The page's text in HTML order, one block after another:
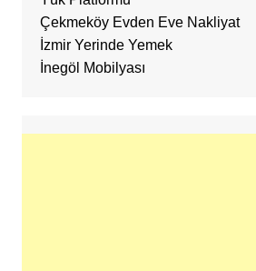
Çekmeköy Evden Eve Nakliyat
İzmir Yerinde Yemek
İnegöl Mobilyası